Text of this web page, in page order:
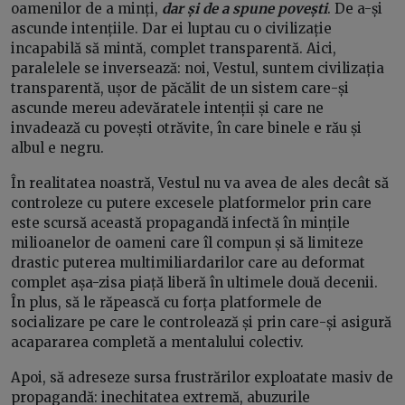
oamenilor de a minți, dar și de a spune povești. De a-și
ascunde intențiile. Dar ei luptau cu o civilizație
incapabilă să mintă, complet transparentă. Aici,
paralelele se inversează: noi, Vestul, suntem civilizația
transparentă, ușor de păcălit de un sistem care-și
ascunde mereu adevăratele intenții și care ne
invadează cu povești otrăvite, în care binele e rău și
albul e negru.
În realitatea noastră, Vestul nu va avea de ales decât să
controleze cu putere excesele platformelor prin care
este scursă această propagandă infectă în mințile
milioanelor de oameni care îl compun și să limiteze
drastic puterea multimiliardarilor care au deformat
complet așa-zisa piață liberă în ultimele două decenii.
În plus, să le răpească cu forța platformele de
socializare pe care le controlează și prin care-și asigură
acapararea completă a mentalului colectiv.
Apoi, să adreseze sursa frustrărilor exploatate masiv de
propagandă: inechitatea extremă, abuzurile